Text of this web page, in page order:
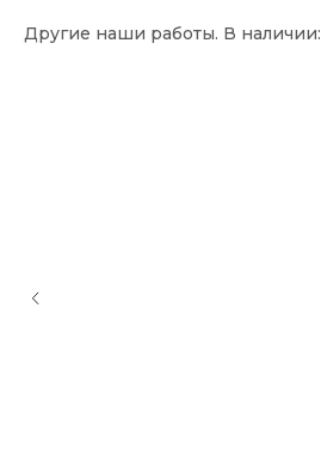
Другие наши работы. В наличии: